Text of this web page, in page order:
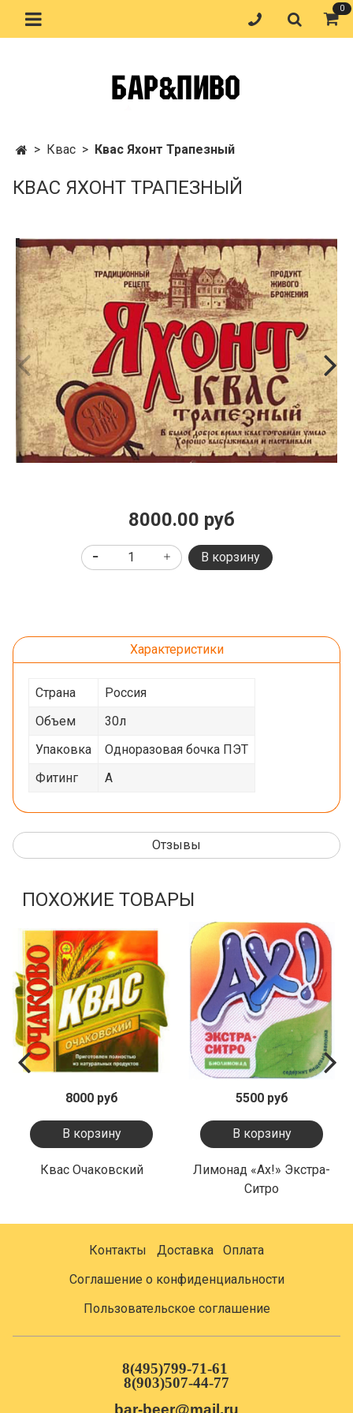
0
Квас Квас Яхонт Трапезный
КВАС ЯХОНТ ТРАПЕЗНЫЙ
8000.00 руб
В корзину
Характеристики
Страна
Россия
Объем
30л
Упаковка
Одноразовая бочка ПЭТ
Фитинг
A
Отзывы
ПОХОЖИЕ ТОВАРЫ
8000 руб
В корзину
Квас Очаковский
5500 руб
В корзину
Лимонад «Ах!» Экстра-
Ситро
Контакты Доставка
Оплата
Соглашение о конфиденциальности
Пользовательское соглашение
8(495)799-71-61
8(903)507-44-77